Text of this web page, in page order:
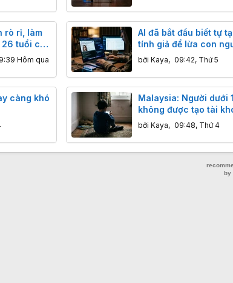
rò rỉ, làm
26 tuổi có
rúngHôm qua
AI đã bắt đầu biết tự
tính giả để lừa con
bởi Kaya, 09:42, Thứ 5
càng khó
Malaysia: Người dưới
không được tạo tài
mạng xã hội
bởi Kaya, 09:48, Thứ 4